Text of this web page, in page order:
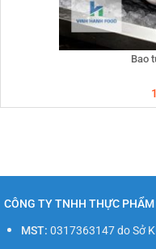
Bao
CÔNG TY TNHH THỰC
MST: 0317363147 do Sở